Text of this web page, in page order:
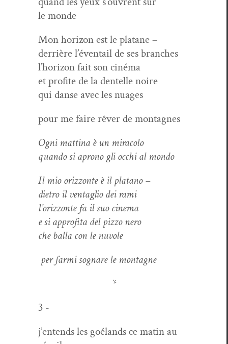
le monde
Mon hori­zon est le platane –
der­rière l’éven­tail de ses branches
l’hori­zon fait son cinéma
et prof­ite de la den­telle noire
qui danse avec les nuages
pour me faire rêver de montagnes
Ogni mat­ti­na è un miracolo
quan­do si aprono gli occhi al mondo
Il mio oriz­zonte è il platano –
dietro il ven­taglio dei rami
l’oriz­zonte fa il suo cinema
e si approf­i­ta del ​​piz­zo nero
che bal­la con le nuvole
per far­mi sognare le montagne
*
3 -
j’en­tends les goé­lands ce matin au